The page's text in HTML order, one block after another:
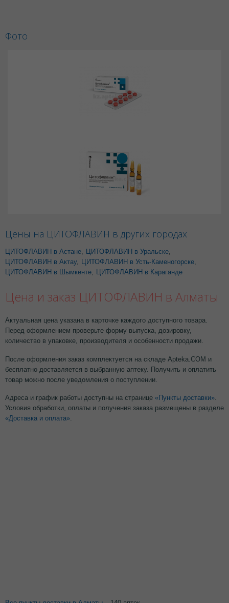
Фото
Цены на ЦИТОФЛАВИН в других городах
ЦИТОФЛАВИН в Астане, ЦИТОФЛАВИН в Уральске,
ЦИТОФЛАВИН в Актау, ЦИТОФЛАВИН в Усть-Каменогорске,
ЦИТОФЛАВИН в Шымкенте, ЦИТОФЛАВИН в Караганде
Цена и заказ ЦИТОФЛАВИН в Алматы
Актуальная цена указана в карточке каждого доступного товара.
Перед оформлением проверьте форму выпуска, дозировку,
количество в упаковке, производителя и особенности продажи.
После оформления заказ комплектуется на складе Apteka.COM и
бесплатно доставляется в выбранную аптеку. Получить и оплатить
товар можно после уведомления о поступлении.
Адреса и график работы доступны на странице «Пункты доставки».
Условия обработки, оплаты и получения заказа размещены в разделе
«Доставка и оплата».